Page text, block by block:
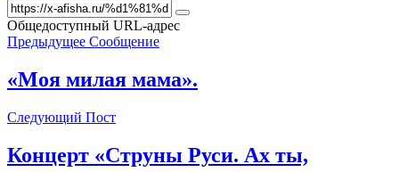
Общедоступный URL-адрес
Предыдущее Сообщение
«Моя милая мама».
Следующий Пост
Концерт «Струны Руси. Ах ты,